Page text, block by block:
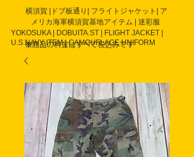
横須賀 |ドブ板通り| フライト ジャケット| ア
メリカ海軍横須賀基地アイテム | 迷彩服
YOKOSUKA | DOBUITA.ST | FLIGHT JACKET |
U.S.NAVY ITEM | CAMOUFLAGE UNIFORM
※商品の料金はすべて税込みです